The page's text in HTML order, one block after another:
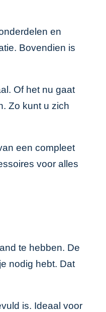
en
Bovendien is
Of het nu gaat
Zo kunt u zich
een compleet
voor alles
te hebben. De
nodig hebt. Dat
is. Ideaal voor